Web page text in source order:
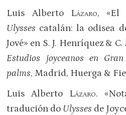
Luis Alberto Lázaro, «El
Ulysses catalán: la odisea
Jové» en S. J. Henríquez &
Estudios joyceanos en
palms, Madrid, Huerga &
Luis Alberto Lázaro.
tradución do Ulysses de